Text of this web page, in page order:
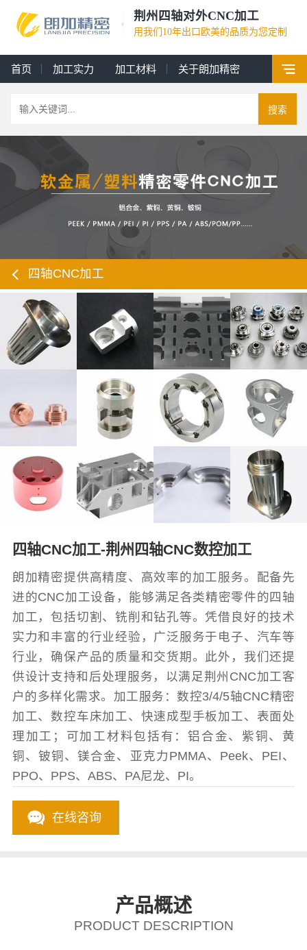
荆州四轴对外CNC加工
用我们10年出口欧美的品质为您定制
首页 加工实力 加工材料 关于朗加精密
搜索
四轴CNC加工
四轴CNC加工-荆州四轴CNC数控加工
朗加精密提供高精度、高效率的加工服务。配备先
进的CNC加工设备，能够满足各类精密零件的四轴
加工，包括切割、铣削和钻孔等。凭借良好的技术
实力和丰富的行业经验，广泛服务于电子、汽车等
行业，确保产品的质量和交货期。此外，我们还提
供设计支持和后处理服务，以满足荆州CNC加工客
户的多样化需求。加工服务：数控3/4/5轴CNC精密
加工、数控车床加工、快速成型手板加工、表面处
理加工；可加工材料包括有：铝合金、紫铜、黄
铜、铍铜、镁合金、亚克力PMMA、Peek、PEI、
PPO、PPS、ABS、PA尼龙、PI。
在线咨询
产品概述
PRODUCT DESCRIPTION